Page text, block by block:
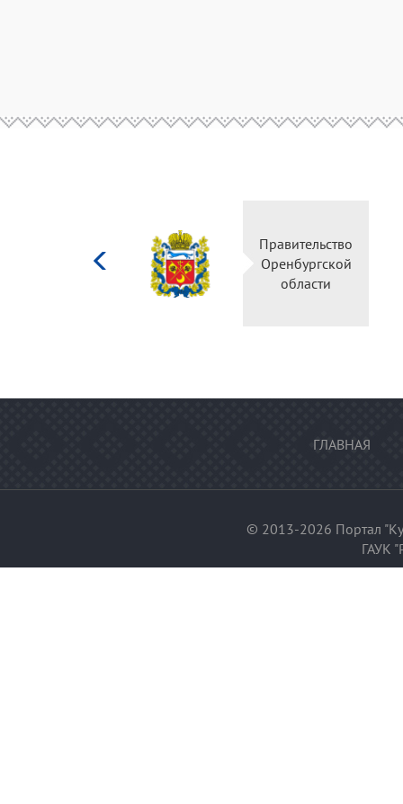
Правительство
Оренбургской
области
ГЛАВНАЯ
© 2013-2026 Портал
ГАУК